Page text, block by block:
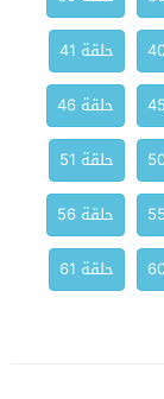
حلقة 41
حلقة 46
حلقة 51
حلقة 56
حلقة 61